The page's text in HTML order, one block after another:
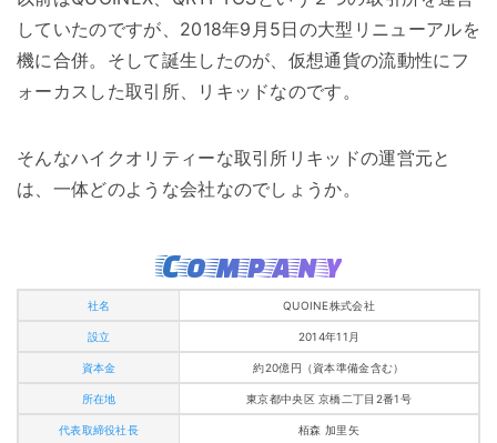
していたのですが、2018年9月5日の大型リニューアルを
機に合併。そして誕生したのが、仮想通貨の流動性にフ
ォーカスした取引所、リキッドなのです。
そんなハイクオリティーな取引所リキッドの運営元と
は、一体どのような会社なのでしょうか。
Company
社名 QUOINE株式会社
設立 2014年11月
資本金 約20億円（資本準備金含む）
所在地 東京都中央区 京橋二丁目2番1号
代表取締役社長 栢森 加里矢